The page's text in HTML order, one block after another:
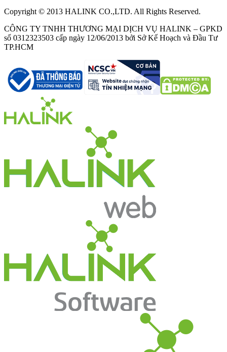
Copyright © 2013 HALINK CO.,LTD. All Rights Reserved.
CÔNG TY TNHH THƯƠNG MẠI DỊCH VỤ HALINK – GPKD
số 0312323503 cấp ngày 12/06/2013 bởi Sở Kế Hoạch và Đầu Tư
TP.HCM